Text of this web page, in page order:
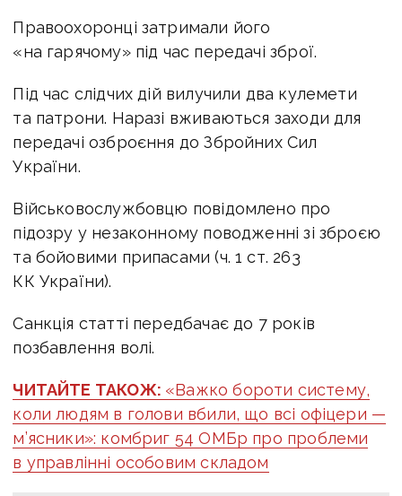
Правоохоронці затримали його
«на гарячому» під час передачі зброї.
Під час слідчих дій вилучили два кулемети
та патрони. Наразі вживаються заходи для
передачі озброєння до Збройних Сил
України.
Військовослужбовцю повідомлено про
підозру у незаконному поводженні зі зброєю
та бойовими припасами (ч. 1 ст. 263
КК України).
Санкція статті передбачає до 7 років
позбавлення волі.
ЧИТАЙТЕ ТАКОЖ: «Важко бороти систему,
коли людям в голови вбили, що всі офіцери —
м’ясники»: комбриг 54 ОМБр про проблеми
в управлінні особовим складом